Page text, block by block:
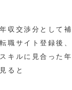
収交渉分として
職サイト登録後
キルに見合った
ると